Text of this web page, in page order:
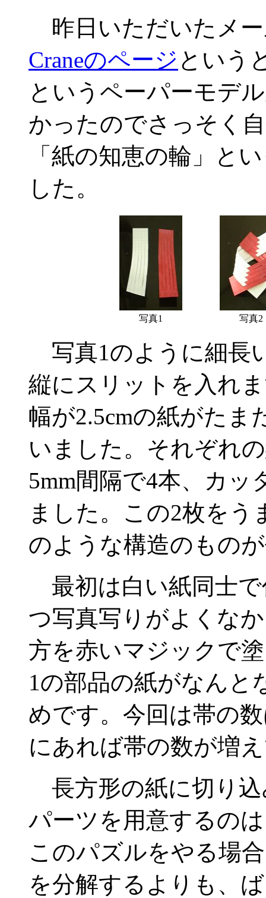
昨日いただいたメ
Craneのページ という
というペーパーモデ
かったのでさっそく
「紙の知恵の輪」と
した。
写真1 写真2
写真1のように細長
縦にスリットを入れ
幅が2.5cmの紙がたま
いました。それぞれ
5mm間隔で4本、カ
ました。この2枚をう
のような構造のもの
最初は白い紙同士
つ写真写りがよくな
方を赤いマジックで
1の部品の紙がなんと
めです。今回は帯の
にあれば帯の数が増
長方形の紙に切り
パーツを用意するの
このパズルをやる場
を分解するよりも、